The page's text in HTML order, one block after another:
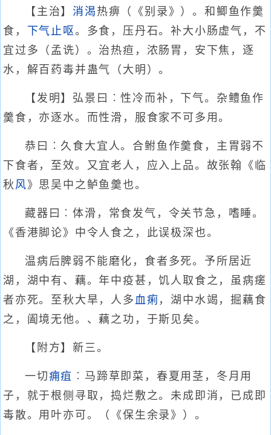
【主治】消渴 热痹（《别录》）。和鲫鱼作羹
食，
下气止呕。多食，压丹石。补大小肠虚气，不
宜过多（孟诜）。治热疸，浓肠胃，安下焦，逐
水，解百药毒并蛊气（大明）。
【发明】弘景曰︰性冷而补，下气。杂鳢鱼作
羹食，亦逐水。而性滑，服食家不可多用。
恭曰︰久食大宜人。合鲋鱼作羹食，主胃弱不
下食者，至效。又宜老人，应入上品。故张翰《临
秋 风》思吴中之鲈鱼羹也。
藏器曰︰体滑，常食发气，令关节急，嗜睡。
《香港脚论》中令人食之，此误极深也。
温病后脾弱不能磨化，食者多死。予所居近
湖，湖中有、藕。年中疫甚，饥人取食之，虽病瘥
者亦死。至秋大旱，人多 血痢 ，湖中水竭，掘藕食
之，阖境无他。、藕之功，于斯见矣。
【附方】新三。
一切痈疽 ︰马蹄草即菜，春夏用茎，冬月用
子，就于根侧寻取，捣烂敷之。未成即消，已成即
毒散。用叶亦可。（《保生余录》）。